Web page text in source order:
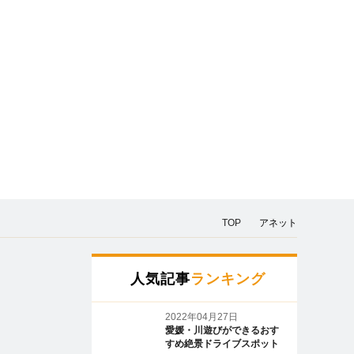
TOP アネット
人気記事ランキング
2022年04月27日
愛媛・川遊びができるおす
すめ絶景ドライブスポット